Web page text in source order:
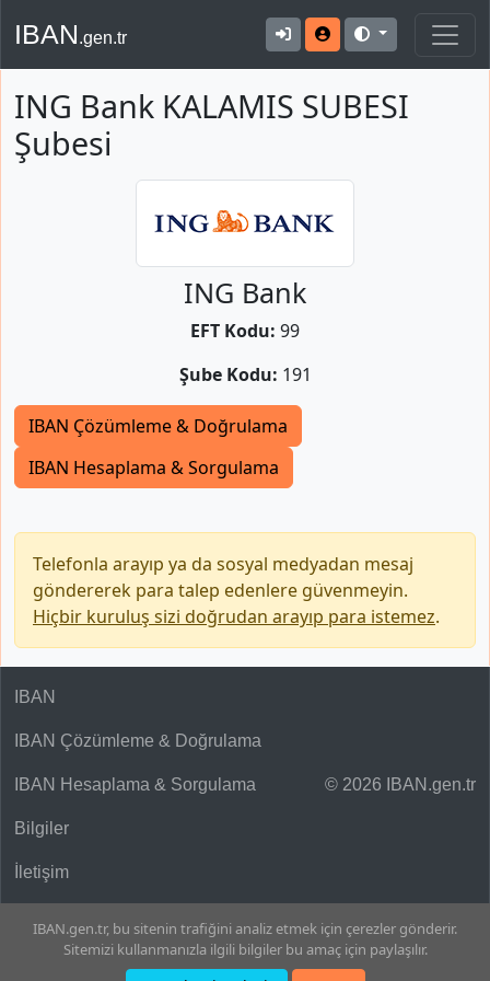
IBAN.gen.tr
ING Bank KALAMIS SUBESI
Şubesi
ING Bank
EFT Kodu: 99
Şube Kodu: 191
IBAN Çözümleme & Doğrulama
IBAN Hesaplama & Sorgulama
Telefonla arayıp ya da sosyal medyadan mesaj
göndererek para talep edenlere güvenmeyin.
Hiçbir kuruluş sizi doğrudan arayıp para istemez.
© 2026 IBAN.gen.tr
IBAN
IBAN Çözümleme & Doğrulama
IBAN Hesaplama & Sorgulama
Bilgiler
İletişim
IBAN.gen.tr, bu sitenin trafiğini analiz etmek için çerezler gönderir.
Sitemizi kullanmanızla ilgili bilgiler bu amaç için paylaşılır.